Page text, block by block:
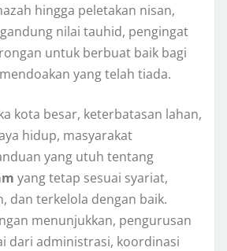
hingga peletakan nisan,
nilai tauhid, pengingat
untuk berbuat baik bagi
yang telah tiada.
kota besar, keterbatasan lahan,
hidup, masyarakat
yang utuh tentang
yang tetap sesuai syariat,
dan terkelola dengan baik.
menunjukkan, pengurusan
dari administrasi, koordinasi